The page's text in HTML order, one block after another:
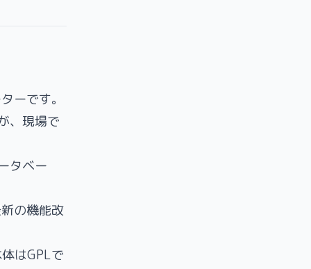
ーです。
、現場で
タベー
の機能改
はGPLで